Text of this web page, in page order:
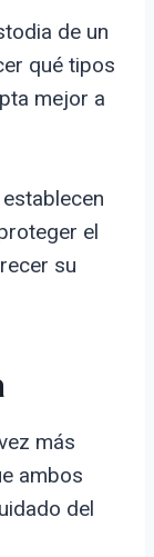
de un
qué tipos
mejor a
el
su
más
ambos
del